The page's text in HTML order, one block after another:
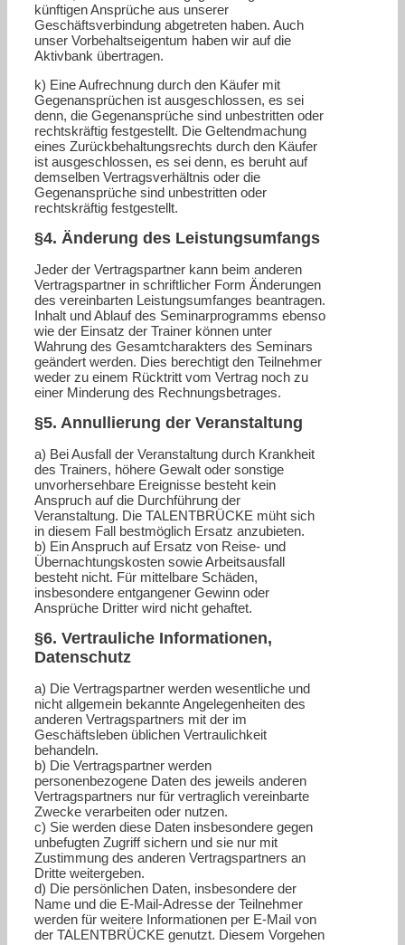
künftigen Ansprüche aus unserer
Geschäftsverbindung abgetreten haben. Auch
unser Vorbehaltseigentum haben wir auf die
Aktivbank übertragen.
k) Eine Aufrechnung durch den Käufer mit
Gegenansprüchen ist ausgeschlossen, es sei
denn, die Gegenansprüche sind unbestritten oder
rechtskräftig festgestellt. Die Geltendmachung
eines Zurückbehaltungsrechts durch den Käufer
ist ausgeschlossen, es sei denn, es beruht auf
demselben Vertragsverhältnis oder die
Gegenansprüche sind unbestritten oder
rechtskräftig festgestellt.
§4. Änderung des Leistungsumfangs
Jeder der Vertragspartner kann beim anderen
Vertragspartner in schriftlicher Form Änderungen
des vereinbarten Leistungsumfanges beantragen.
Inhalt und Ablauf des Seminarprogramms ebenso
wie der Einsatz der Trainer können unter
Wahrung des Gesamtcharakters des Seminars
geändert werden. Dies berechtigt den Teilnehmer
weder zu einem Rücktritt vom Vertrag noch zu
einer Minderung des Rechnungsbetrages.
§5. Annullierung der Veranstaltung
a) Bei Ausfall der Veranstaltung durch Krankheit
des Trainers, höhere Gewalt oder sonstige
unvorhersehbare Ereignisse besteht kein
Anspruch auf die Durchführung der
Veranstaltung. Die TALENTBRÜCKE müht sich
in diesem Fall bestmöglich Ersatz anzubieten.
b) Ein Anspruch auf Ersatz von Reise- und
Übernachtungskosten sowie Arbeitsausfall
besteht nicht. Für mittelbare Schäden,
insbesondere entgangener Gewinn oder
Ansprüche Dritter wird nicht gehaftet.
§6. Vertrauliche Informationen,
Datenschutz
a) Die Vertragspartner werden wesentliche und
nicht allgemein bekannte Angelegenheiten des
anderen Vertragspartners mit der im
Geschäftsleben üblichen Vertraulichkeit
behandeln.
b) Die Vertragspartner werden
personenbezogene Daten des jeweils anderen
Vertragspartners nur für vertraglich vereinbarte
Zwecke verarbeiten oder nutzen.
c) Sie werden diese Daten insbesondere gegen
unbefugten Zugriff sichern und sie nur mit
Zustimmung des anderen Vertragspartners an
Dritte weitergeben.
d) Die persönlichen Daten, insbesondere der
Name und die E-Mail-Adresse der Teilnehmer
werden für weitere Informationen per E-Mail von
der TALENTBRÜCKE genutzt. Diesem Vorgehen